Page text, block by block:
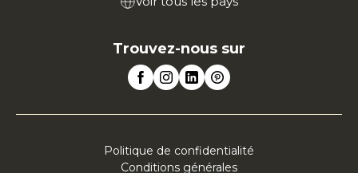
Trouvez-nous sur
Politique de confidentialité
Conditions générales